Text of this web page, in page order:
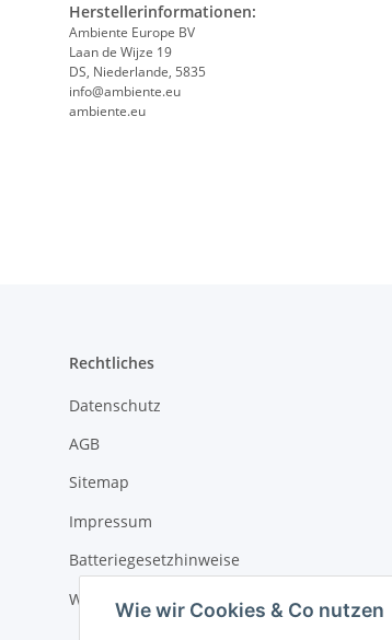
Wie wir Cookies & Co nutzen
Herstellerinformationen:
Ambiente Europe BV
Laan de Wijze 19
DS, Niederlande, 5835
info@ambiente.eu
ambiente.eu
Rechtliches
Datenschutz
AGB
Sitemap
Impressum
Batteriegesetzhinweise
Widerrufsrecht